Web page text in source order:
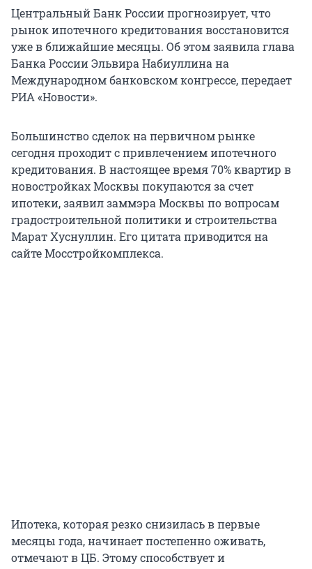
Центральный Банк России прогнозирует, что
рынок ипотечного кредитования восстановится
уже в ближайшие месяцы. Об этом заявила глава
Банка России Эльвира Набиуллина на
Международном банковском конгрессе, передает
РИА «Новости».
Большинство сделок на первичном рынке
сегодня проходит с привлечением ипотечного
кредитования. В настоящее время 70% квартир в
новостройках Москвы покупаются за счет
ипотеки, заявил заммэра Москвы по вопросам
градостроительной политики и строительства
Марат Хуснуллин. Его цитата приводится на
сайте Мосстройкомплекса.
Ипотека, которая резко снизилась в первые
месяцы года, начинает постепенно оживать,
отмечают в ЦБ. Этому способствует и